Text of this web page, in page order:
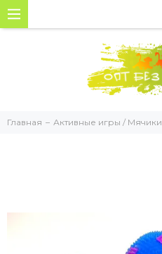
Главная Активные игры / Мячики